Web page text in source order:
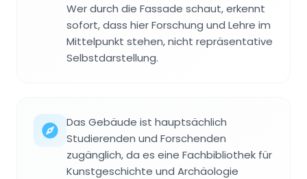
Wer durch die Fassade schaut, erkennt
sofort, dass hier Forschung und Lehre im
Mittelpunkt stehen, nicht repräsentative
Selbstdarstellung.
Das Gebäude ist hauptsächlich
Studierenden und Forschenden
zugänglich, da es eine Fachbibliothek für
Kunstgeschichte und Archäologie